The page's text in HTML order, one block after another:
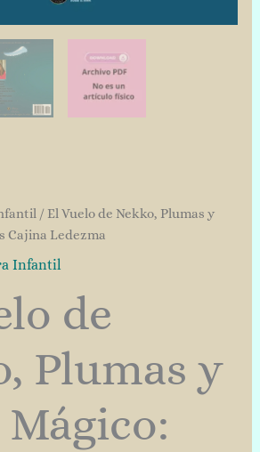
/ El Vuelo de Nekko, Plumas y
Cajina Ledezma
Infantil
de
Plumas y